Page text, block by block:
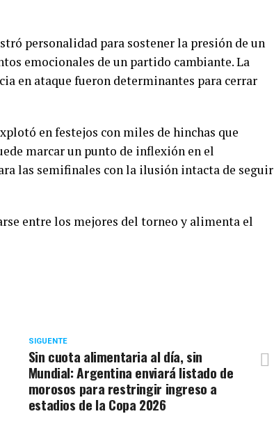
personalidad para sostener la presión de un
emocionales de un partido cambiante. La
en ataque fueron determinantes para cerrar
en festejos con miles de hinchas que
marcar un punto de inflexión en el
las semifinales con la ilusión intacta de seguir
entre los mejores del torneo y alimenta el
SIGUENTE
Sin cuota alimentaria al día, sin
Mundial: Argentina enviará listado de
morosos para restringir ingreso a
estadios de la Copa 2026